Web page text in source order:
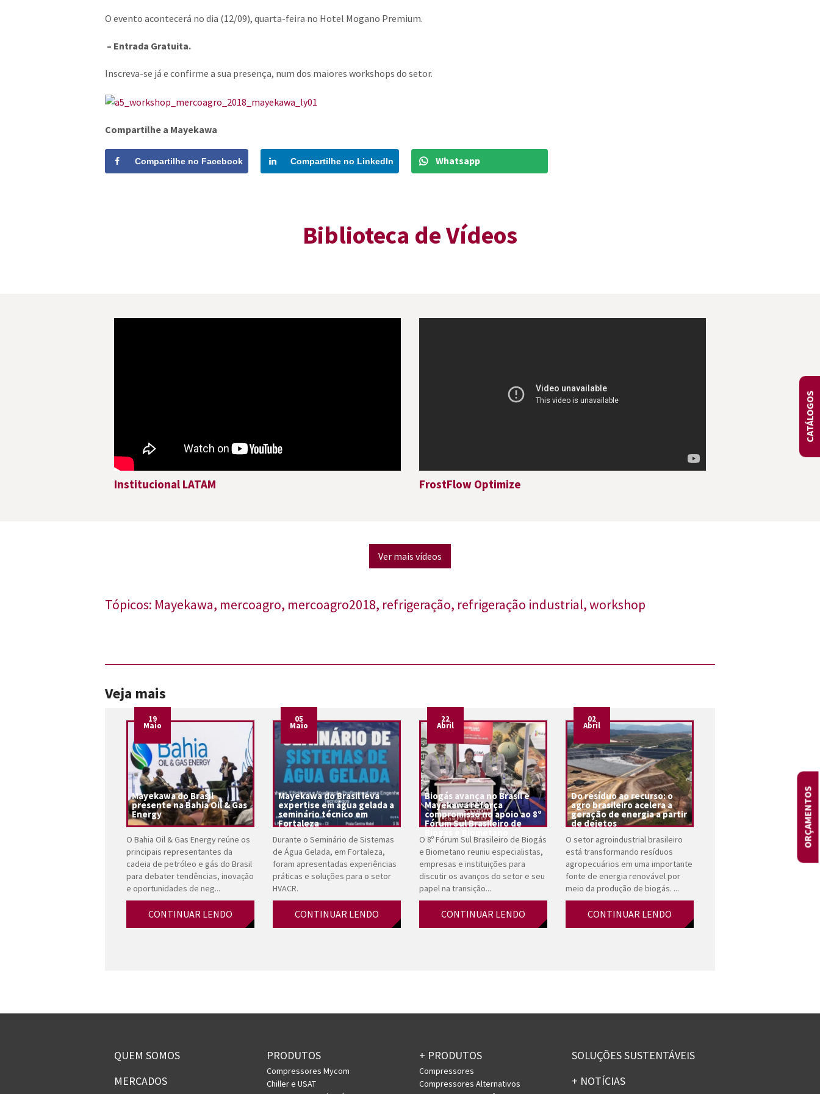
Mayekawa SÉRVIA
Mayekawa TAIWAN
Compressores de Gás
Reservatório de Termoacumulação
Máquinas de Processamento de Alimentos
Biogás, biometano e bioCO2
Vendas de peças
O evento acontecerá no dia (12/09), quarta-feira no Hotel Mogano Premium.
– Entrada Gratuita.
Inscreva-se já e confirme a sua presença, num dos maiores workshops do setor.
Compartilhe a Mayekawa
Compartilhe no Facebook Compartilhe no LinkedIn Whatsapp
Biblioteca de Vídeos
Institucional LATAM FrostFlow Optimize
Ver mais vídeos
Tópicos: Mayekawa, mercoagro, mercoagro2018, refrigeração, refrigeração industrial,workshop
Veja mais
19
Maio
Mayekawa do Brasil
presente na Bahia Oil & Gas
Energy
O Bahia Oil & Gas Energy reúne os
principais representantes da
cadeia de petróleo e gás do Brasil
para debater tendências, inovação
e oportunidades de neg...
CONTINUAR LENDO
05
Maio
Mayekawa do Brasil leva
expertise em água gelada a
seminário técnico em
Fortaleza
Durante o Seminário de Sistemas
de Água Gelada, em Fortaleza,
foram apresentadas experiências
práticas e soluções para o setor
HVACR.
CONTINUAR LENDO
22
Abril
Biogás avança no Brasil e
Mayekawa reforça
compromisso no apoio ao 8º
Fórum Sul Brasileiro de
O 8º Fórum Sul Brasileiro de Biogás
e Biometano reuniu especialistas,
empresas e instituições para
discutir os avanços do setor e seu
papel na transição...
CONTINUAR LENDO
02
Abril
Do resíduo ao recurso: o
agro brasileiro acelera a
geração de energia a partir
de dejetos
O setor agroindustrial brasileiro
está transformando resíduos
agropecuários em uma importante
fonte de energia renovável por
meio da produção de biogás. ...
CONTINUAR LENDO
CATÁLOGOS
ORÇAMENTOS
QUEM SOMOS
MERCADOS
PRODUTOS
Compressores Mycom
Chiller e USAT
+ PRODUTOS
Compressores
Compressores Alternativos
SOLUÇÕES SUSTENTÁVEIS
+ NOTÍCIAS